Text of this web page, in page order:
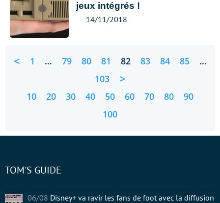
jeux intégrés !
14/11/2018
< 1 … 79 80 81 82 83 84 85
…
103
>
10 20 30 40 50 60 70 80
90
100
TOM'S GUIDE
06/08 Disney+ va ravir les fans de foot avec la diffusion